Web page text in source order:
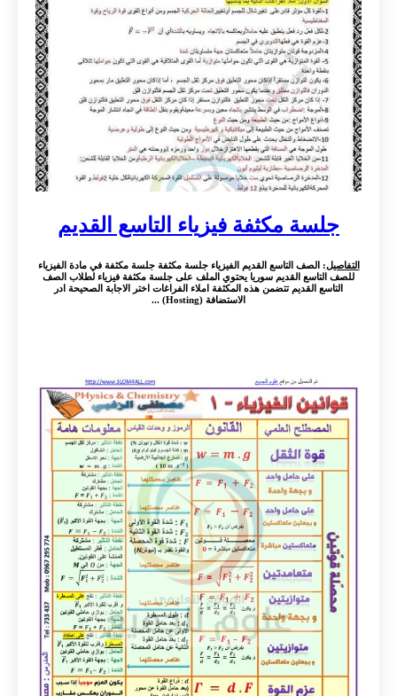
جلسة مكثفة فيزياء التاسع القديم
التفاصيل: الصف التاسع القديم الفيزياء جلسة مكثفة جلسة مكثفة في مادة الفيزياء
للصف التاسع القديم سوريا يحتوي الملف على جلسة مكثفة فيزياء لطلاب الصف
التاسع القديم تتضمن هذه المكثفة املاء الفراغات اختر الاجابة الصحيحة ادر
الاستضافة (Hosting) ...